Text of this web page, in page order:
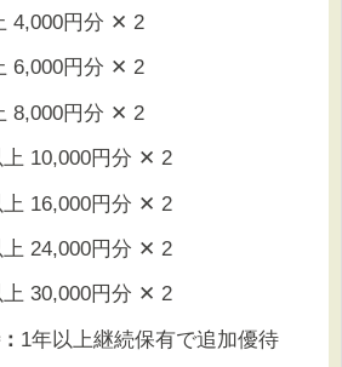
4,000円分 ✕ 2
6,000円分 ✕ 2
8,000円分 ✕ 2
上 10,000円分 ✕ 2
上 16,000円分 ✕ 2
上 24,000円分 ✕ 2
上 30,000円分 ✕ 2
1年以上継続保有で追加優待